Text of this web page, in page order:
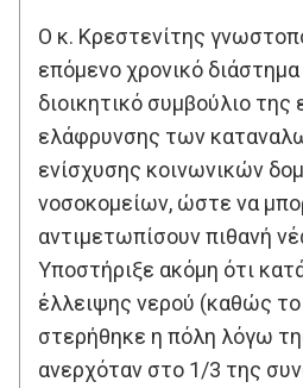
Ο κ. Κρεστενίτης
επόμενο χρονικό
διοικητικό συμβούλιο της
ελάφρυνσης των
ενίσχυσης κοινωνικών
νοσοκομείων, ώστε να
αντιμετωπίσουν πιθανή
Υποστήριξε ακόμη ότι
έλλειψης νερού (καθώς
στερήθηκε η πόλη λόγω
ανερχόταν στο 1/3 της